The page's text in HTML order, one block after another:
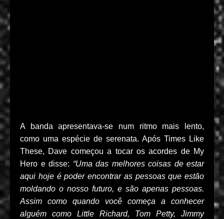
A banda apresentava-se num ritmo mais lento,
como uma espécie de serenata. Após Times Like
These, Dave começou a tocar os acordes de My
Hero e disse: “Uma das melhores coisas de estar
aqui hoje é poder encontrar as pessoas que estão
moldando o nosso futuro, e são apenas pessoas.
Assim como quando você começa a conhecer
alguém como Little Richard, Tom Petty, Jimmy